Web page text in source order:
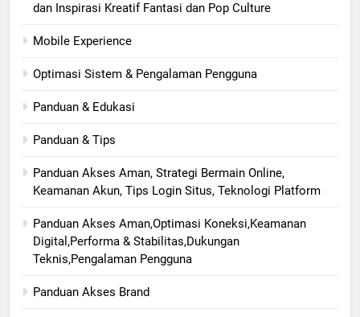
dan Inspirasi Kreatif Fantasi dan Pop Culture
Mobile Experience
Optimasi Sistem & Pengalaman Pengguna
Panduan & Edukasi
Panduan & Tips
Panduan Akses Aman, Strategi Bermain Online,
Keamanan Akun, Tips Login Situs, Teknologi Platform
Panduan Akses Aman,Optimasi Koneksi,Keamanan
Digital,Performa & Stabilitas,Dukungan
Teknis,Pengalaman Pengguna
Panduan Akses Brand